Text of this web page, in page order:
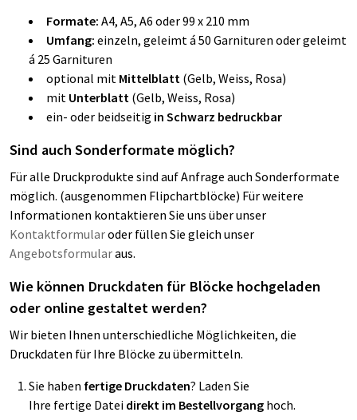
Formate: A4, A5, A6 oder 99 x 210 mm
Umfang: einzeln, geleimt á 50 Garnituren oder geleimt
á 25 Garnituren
optional mit Mittelblatt (Gelb, Weiss, Rosa)
mit Unterblatt (Gelb, Weiss, Rosa)
ein- oder beidseitig in Schwarz bedruckbar
Sind auch Sonderformate möglich?
Für alle Druckprodukte sind auf Anfrage auch Sonderformate
möglich. (ausgenommen Flipchartblöcke) Für weitere
Informationen kontaktieren Sie uns über unser
Kontaktformularoder füllen Sie gleich unser
Angebotsformularaus.
Wie können Druckdaten für Blöcke hochgeladen
oder online gestaltet werden?
Wir bieten Ihnen unterschiedliche Möglichkeiten, die
Druckdaten für Ihre Blöcke zu übermitteln.
Sie haben fertige Druckdaten? Laden Sie
Ihre fertige Datei direkt im Bestellvorgang hoch.